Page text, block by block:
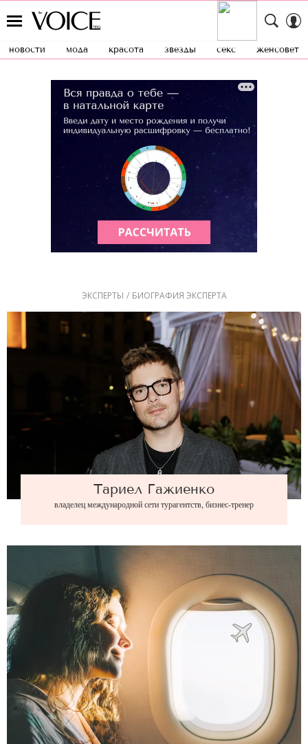
новости мода красота звезды секс женсовет
ЭКСПЕРТЫ БИОГРАФИЯ ЭКСПЕРТА
Тариел Гажиенко
владелец международной сети турагентств, бизнес-тренер